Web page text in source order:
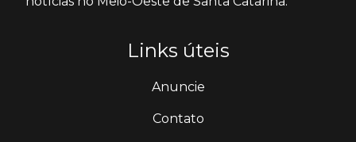
Links úteis
Anuncie
Contato